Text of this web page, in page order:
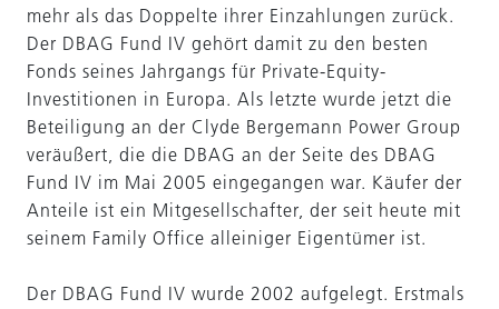
mehr als das Doppelte ihrer Einzahlungen zurück.
Der DBAG Fund IV gehört damit zu den besten
Fonds seines Jahrgangs für Private-Equity-
Investitionen in Europa. Als letzte wurde jetzt die
Beteiligung an der Clyde Bergemann Power Group
veräußert, die die DBAG an der Seite des DBAG
Fund IV im Mai 2005 eingegangen war. Käufer der
Anteile ist ein Mitgesellschafter, der seit heute mit
seinem Family Office alleiniger Eigentümer ist.
Der DBAG Fund IV wurde 2002 aufgelegt. Erstmals